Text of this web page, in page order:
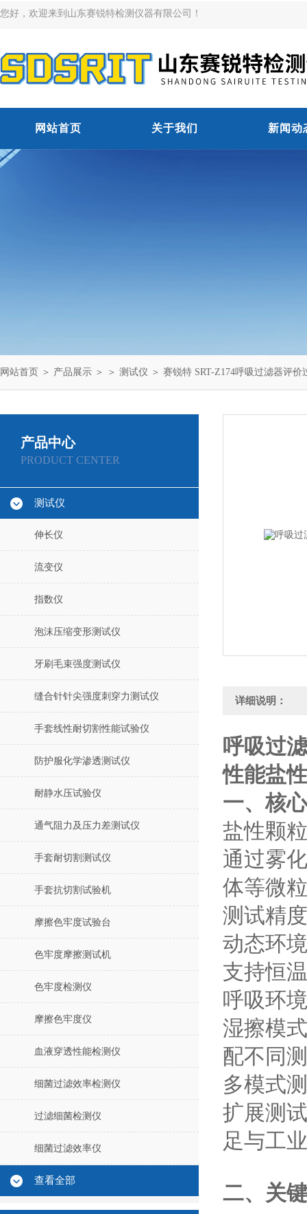
您好，欢迎来到山东赛锐特检测仪器有限公司！
网站首页 关于我们 新闻动
网站首页 ＞ 产品展示 ＞ ＞ 测试仪 ＞ 赛锐特 SRT-Z174呼吸过滤器评
产品中心
PRODUCT CENTER
测试仪
伸长仪
流变仪
指数仪
泡沫压缩变形测试仪
牙刷毛束强度测试仪
缝合针针尖强度刺穿力测试仪
手套线性耐切割性能试验仪
防护服化学渗透测试仪
耐静水压试验仪
通气阻力及压力差测试仪
手套耐切割测试仪
手套抗切割试验机
摩擦色牢度试验台
色牢度摩擦测试机
色牢度检测仪
摩擦色牢度仪
血液穿透性能检测仪
细菌过滤效率检测仪
过滤细菌检测仪
细菌过滤效率仪
查看全部
详细说明：
呼吸过
性能盐
一、核
盐性颗
通过雾
体等微
测试精
动态环
支持‌恒
呼吸环
湿擦模
配不同
多模式
扩展测
足与工
二、关